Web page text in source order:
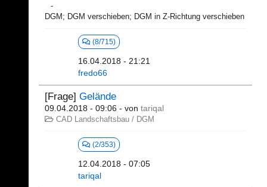
DGM; DGM verschieben; DGM in Z-Richtung verschieben
(8/715)
16.04.2018 - 21:21
fredo66
[Frage] Gelände
09.04.2018 - 09:06 - von tariqal
CAD Landschaftsbau / DGM
(2/353)
12.04.2018 - 07:05
tariqal